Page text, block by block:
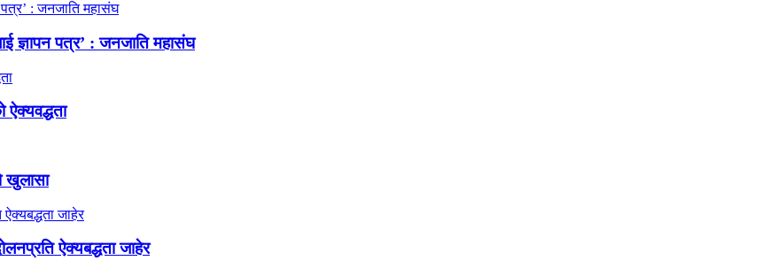
ज्ञापन पत्र’ : जनजाति महासंघ
खुलासा
ऐक्यबद्धता जाहेर